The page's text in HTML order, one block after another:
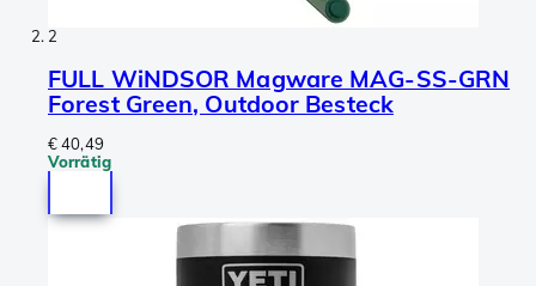
2
FULL WiNDSOR Magware MAG-SS-GRN
Forest Green, Outdoor Besteck
€ 40,49
Vorrätig